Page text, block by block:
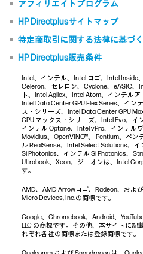
アフィリエイトプログラム
HP Directplusサイトマップ
特定商取引に関する法律に基づ
HP Directplus販売条件
Intel、インテル、Intel ロゴ、Intel Inside
Celeron、セレロン、Cyclone、eASIC、
ト、Intel Agilex、Intel Atom、インテル
Intel Data Center GPU Flex Series、イン
ス・シリーズ、Intel Data Center GPU
GPU マックス・シリーズ、Intel Evo、イ
インテル Optane、Intel vPro、インテル
Movidius、OpenVINO™、 Pentium、ペ
ル RealSense、Intel Select Solutions、
Si Photonics、インテル Si Photonics、
Ultrabook、Xeon、ジーオンは、Intel
す。
AMD、AMD Arrowロゴ、Radeon、およ
Micro Devices, Inc.の商標です。
Google、Chromebook、Android、
LLC の商標です。その他、本サイトに記
れぞれ各社の商標または登録商標です。